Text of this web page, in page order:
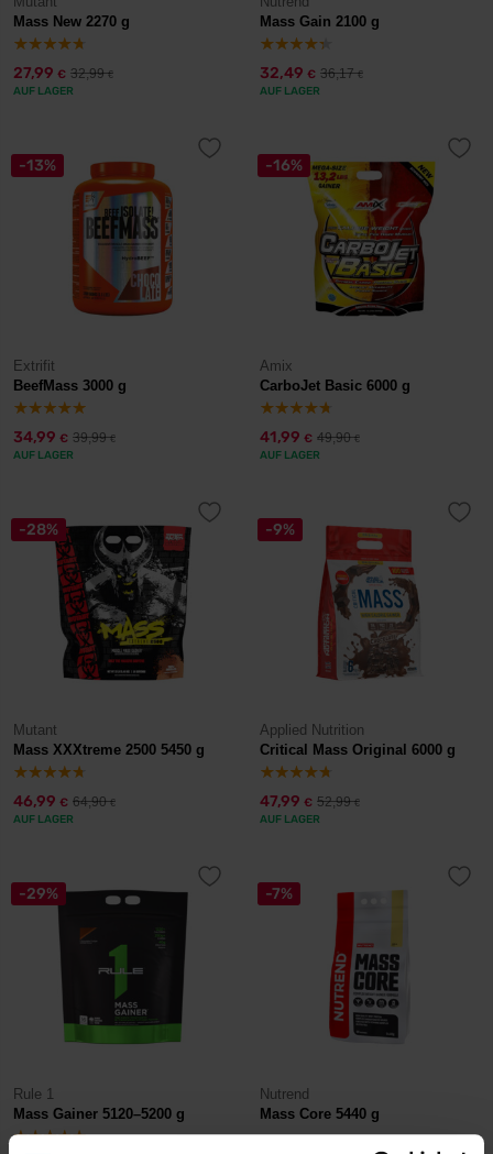
Mass New 2270 g
27,99 € 32,99€
AUF LAGER
Mass Gain 2100 g
32,49 € 36,17€
AUF LAGER
-13%
Extrifit
BeefMass 3000 g
34,99 € 39,99€
AUF LAGER
-16%
Amix
CarboJet Basic 6000 g
41,99 € 49,90€
AUF LAGER
-28%
Mutant
Mass XXXtreme 2500 5450 g
46,99 € 64,90€
AUF LAGER
-9%
Applied Nutrition
Critical Mass Original 6000 g
47,99 € 52,99€
AUF LAGER
-29%
Rule 1
Mass Gainer 5120–5200 g
-7%
Nutrend
Mass Core 5440 g